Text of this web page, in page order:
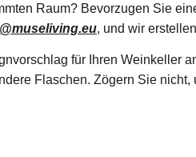
Raum? Bevorzugen Sie
, und wir
für Ihren Weinkeller
Flaschen. Zögern Sie nicht,